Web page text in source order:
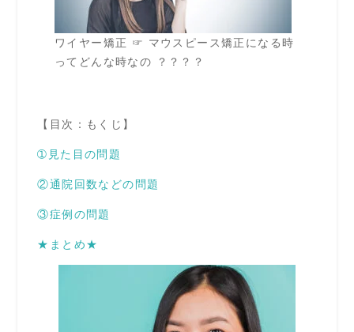
ワイヤー矯正 ☞ マウスピース矯正になる時
ってどんな時なの ？？？？
【目次：もくじ】
➀見た目の問題
②通院回数などの問題
③症例の問題
★まとめ★